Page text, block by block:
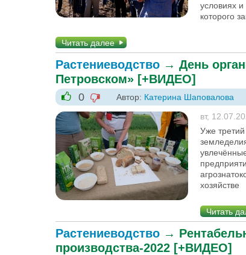
условиях
которого
Читать далее
Растениеводство → День
Петровском» [+ВИДЕО]
+1
0
-1
Автор: Катерина Шаповалова
вт,
Уже
хозяйстве
Читать
Растениеводство →
производства-2022 [+ВИДЕО]